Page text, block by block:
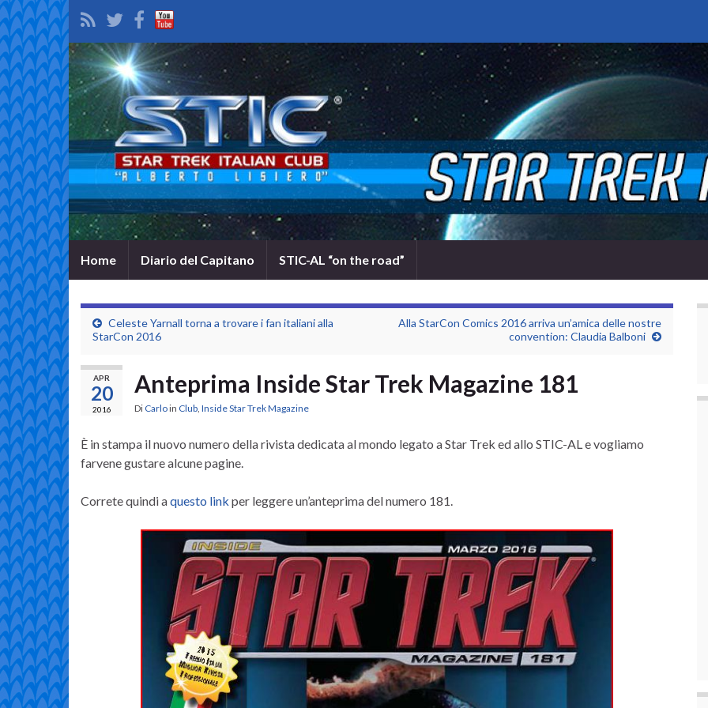
Home Diario del Capitano STIC-AL “on the road”
Celeste Yarnall torna a trovare i fan italiani alla
StarCon 2016
Alla StarCon Comics 2016 arriva un’amica delle nostre
convention: Claudia Balboni
APR
20
2016
Anteprima Inside Star Trek Magazine 181
Di Carloin Club, Inside Star Trek Magazine
È in stampa il nuovo numero della rivista dedicata al mondo legato a Star Trek ed allo STIC-AL e vogliamo
farvene gustare alcune pagine.
Correte quindi aquesto link per leggere un’anteprima del numero 181.